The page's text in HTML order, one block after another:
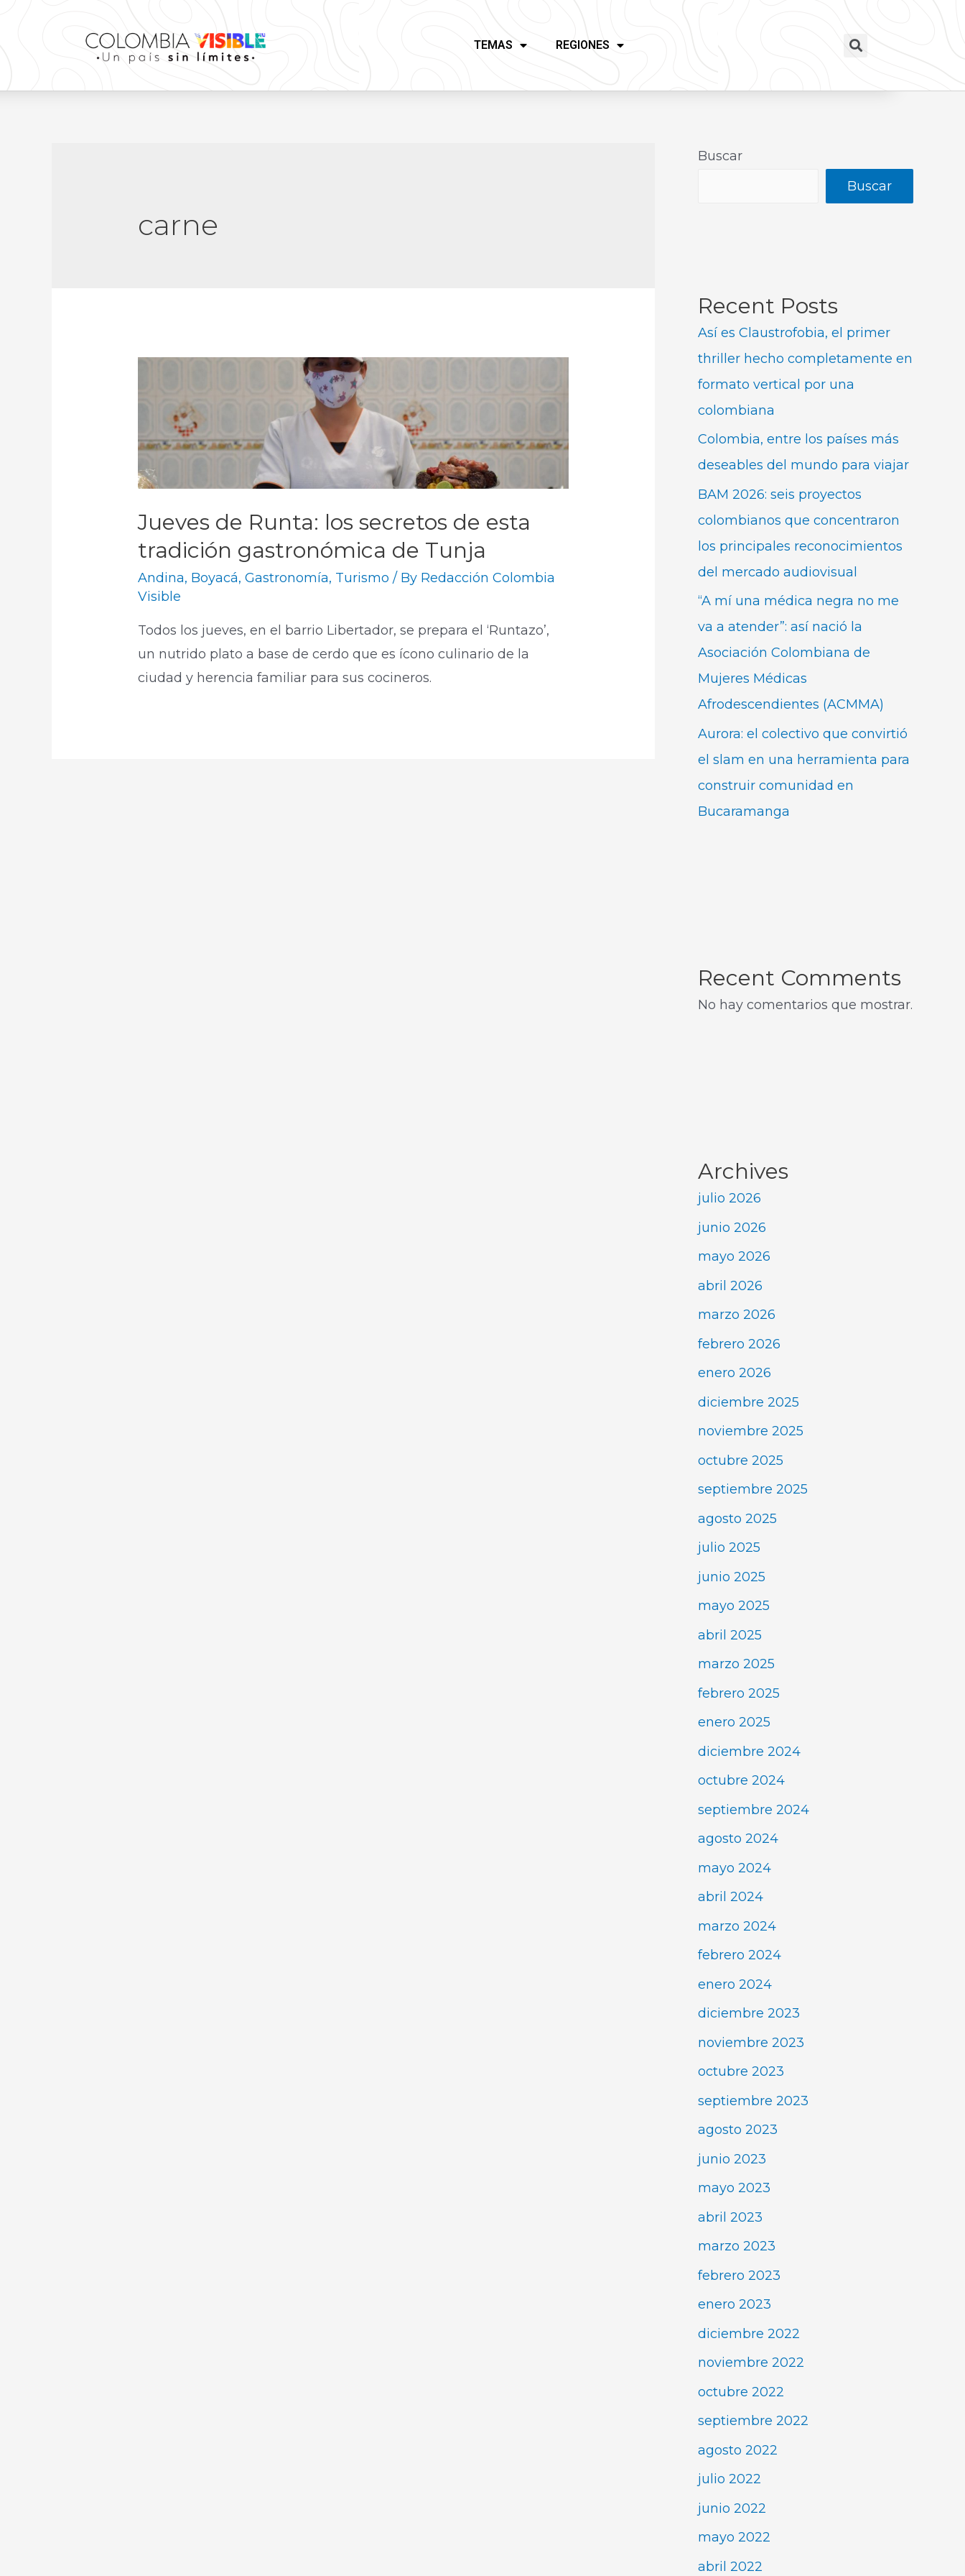
TEMAS REGIONES
carne
Jueves de Runta: los secretos de esta
tradición gastronómica de Tunja
Andina, Boyacá,Gastronomía, Turismo / By Redacción Colombia
Visible
Todos los jueves, en el barrio Libertador, se prepara el ‘Runtazo’,
un nutrido plato a base de cerdo que es ícono culinario de la
ciudad y herencia familiar para sus cocineros.
Buscar
Buscar
Recent Posts
Así es Claustrofobia, el primer
thriller hecho completamente en
formato vertical por una
colombiana
Colombia, entre los países más
deseables del mundo para viajar
BAM 2026: seis proyectos
colombianos que concentraron
los principales reconocimientos
del mercado audiovisual
“A mí una médica negra no me
va a atender”: así nació la
Asociación Colombiana de
Mujeres Médicas
Afrodescendientes (ACMMA)
Aurora: el colectivo que convirtió
el slam en una herramienta para
construir comunidad en
Bucaramanga
Recent Comments
No hay comentarios que mostrar.
Archives
julio 2026
junio 2026
mayo 2026
abril 2026
marzo 2026
febrero 2026
enero 2026
diciembre 2025
noviembre 2025
octubre 2025
septiembre 2025
agosto 2025
julio 2025
junio 2025
mayo 2025
abril 2025
marzo 2025
febrero 2025
enero 2025
diciembre 2024
octubre 2024
septiembre 2024
agosto 2024
mayo 2024
abril 2024
marzo 2024
febrero 2024
enero 2024
diciembre 2023
noviembre 2023
octubre 2023
septiembre 2023
agosto 2023
junio 2023
mayo 2023
abril 2023
marzo 2023
febrero 2023
enero 2023
diciembre 2022
noviembre 2022
octubre 2022
septiembre 2022
agosto 2022
julio 2022
junio 2022
mayo 2022
abril 2022